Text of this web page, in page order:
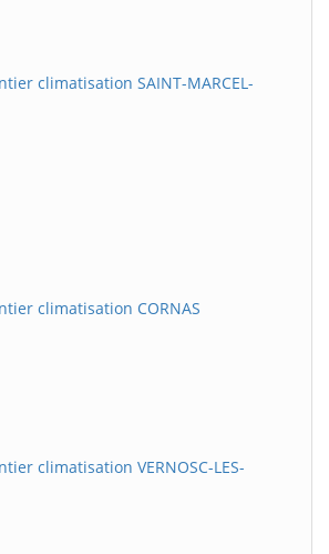
climatisation SAINT-MARCEL-
climatisation CORNAS
climatisation VERNOSC-LES-